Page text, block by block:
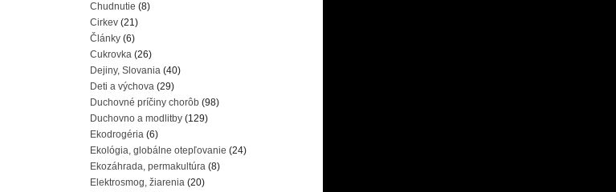
Chudnutie (8)
Cirkev (21)
Články (6)
Cukrovka (26)
Dejiny, Slovania (40)
Deti a výchova (29)
Duchovné príčiny chorôb (98)
Duchovno a modlitby (129)
Ekodrogéria (6)
Ekológia, globálne otepľovanie (24)
Ekozáhrada, permakultúra (8)
Elektrosmog, žiarenia (20)